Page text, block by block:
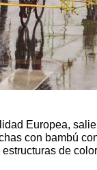
Europea,
con bambú
de